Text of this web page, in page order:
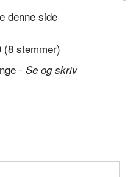
denne side
(8 stemmer)
- Se og skriv